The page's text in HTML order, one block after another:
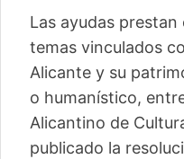
Las ayudas
temas vinculados
Alicante y su
o humanístico,
Alicantino de
publicado la